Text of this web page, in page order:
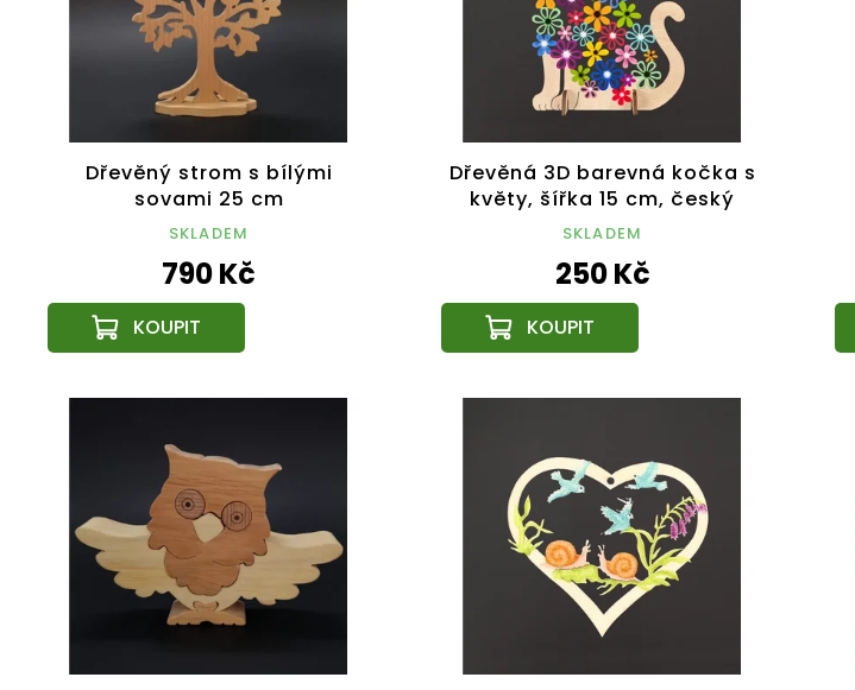
Dřevěný strom s bílými
sovami 25 cm
SKLADEM
790 Kč
Dřevěná 3D barevná kočka s
květy, šířka 15 cm, český
výrobek
SKLADEM
250 Kč